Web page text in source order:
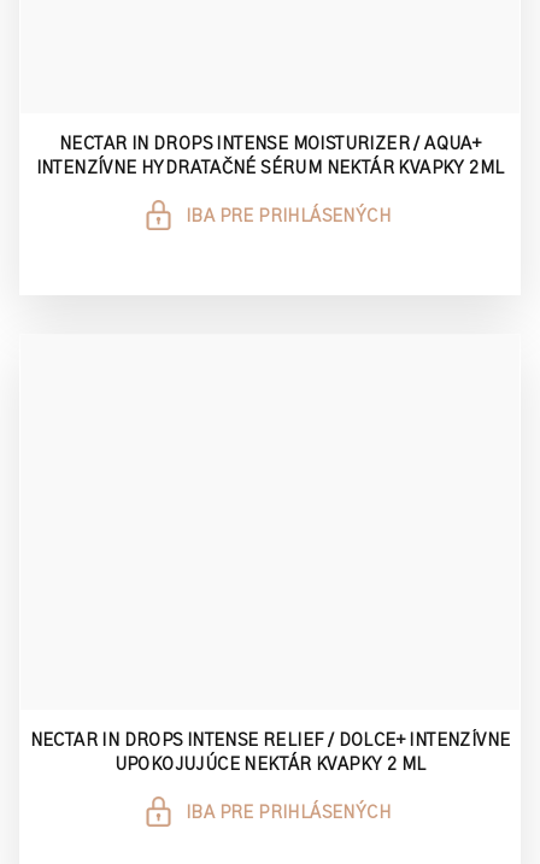
NECTAR IN DROPS INTENSE MOISTURIZER / AQUA+
INTENZÍVNE HYDRATAČNÉ SÉRUM NEKTÁR KVAPKY 2ML
IBA PRE PRIHLÁSENÝCH
NECTAR IN DROPS INTENSE RELIEF / DOLCE+ INTENZÍVNE
UPOKOJUJÚCE NEKTÁR KVAPKY 2 ML
IBA PRE PRIHLÁSENÝCH